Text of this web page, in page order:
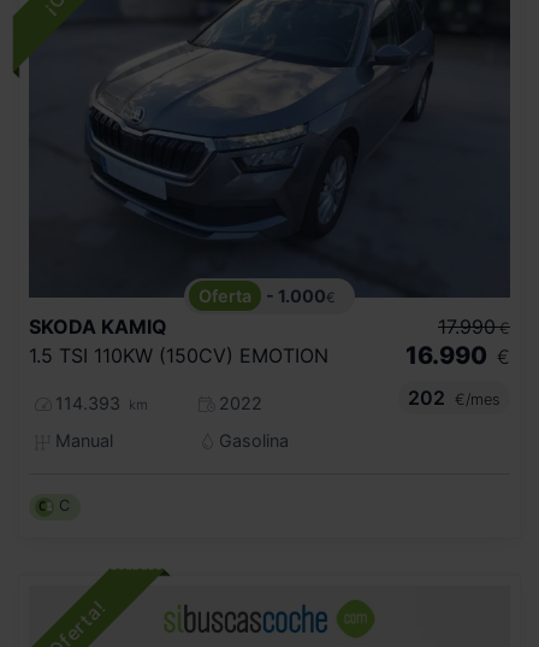
- 1.000€
SKODA KAMIQ
1.5 TSI 110KW (150CV) EMOTION
114.393 km
2022
Manual
Gasolina
17.990 €
16.990 €
202
€/mes
C